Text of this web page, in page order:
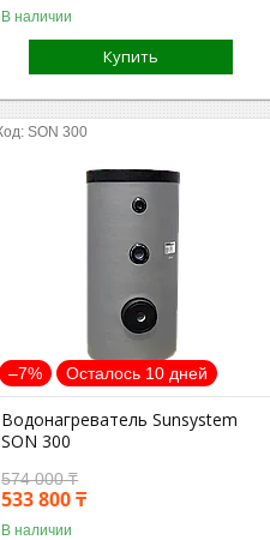
В наличии
Купить
SON 300
–7% Осталось 10 дней
Водонагреватель Sunsystem
SON 300
574 000 ₸
533 800 ₸
В наличии